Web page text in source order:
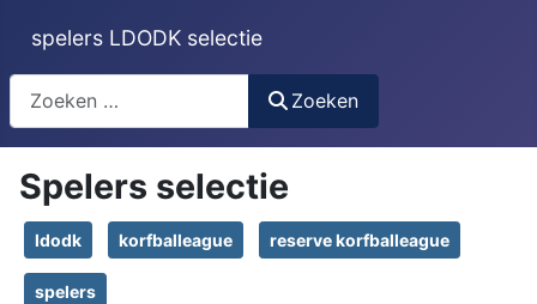
spelers LDODK selectie
Search
Zoeken
Spelers selectie
ldodk korfballeague reserve korfballeague
spelers